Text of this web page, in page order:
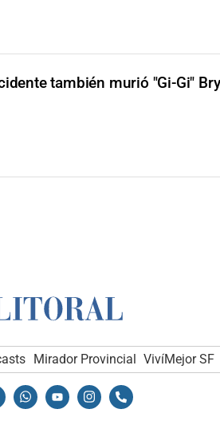
también murió "Gi-Gi"
Mirador Provincial VivíMejor SF